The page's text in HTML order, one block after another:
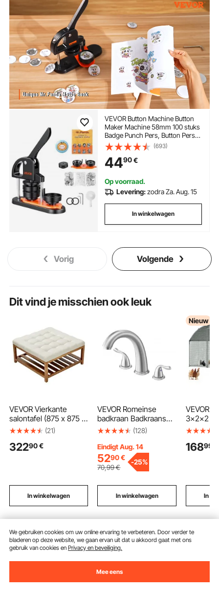
VEVOR Button Machine Button
Maker Machine 58mm 100 stuks
Badge Punch Pers, Button Pers,
DIY Badge Pers Machine Button
Badge Maker voor
Gepersonaliseerde Badges
inclusief Spellbook en
Cirkelsnijder
(693)
4490€
Op voorraad.
Levering:zodra Za. Aug. 15
In winkelwagen
Vorig Volgende
Dit vind je misschien ook leuk
VEVOR Vierkante
salontafel (875 x 875 x
445 mm) met massief
massief gestoffeerde
r, 181,44 kg, crèmewit
(21)
32290€
In winkelwagen
VEVOR Romeinse
badkraan Badkraanset
met 3 gaten en 2
geborsteld roestvrij
staal badkraan met
booguitloop voor
montage op het dek
voor baden van
volwassenen
(128)
Eindigt Aug. 14
5290 €
70,99€
-25%
In winkelwagen
Nieuw
VEVOR
3x2x2
met
dak en
de
een
16899
In
Aanbevolen zoekopdrachten
elektrische pasta maker pasta maker elektrisch
We gebruiken cookies om uw online ervaring te verbeteren. Door verder te
bladeren op deze website, we gaan ervan uit dat u akkoord gaat met ons
gebruik van cookies enPrivacy en beveiliging.
Mee eens